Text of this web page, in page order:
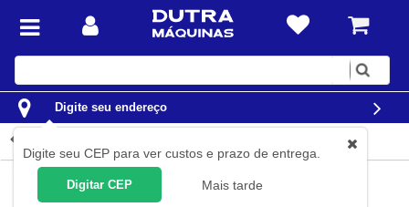
Digite
Digite seu endereço
Digite seu CEP para ver custos e prazo de entrega.
Digitar CEP Mais tarde
Instrumentos de Medição Alicates Amperímetros